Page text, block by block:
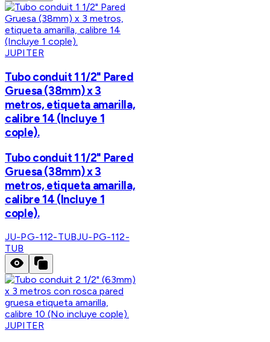
JUPITER
Tubo conduit 1 1/2" Pared
Gruesa (38mm) x 3
metros, etiqueta amarilla,
calibre 14 (Incluye 1
cople).
Tubo conduit 1 1/2" Pared
Gruesa (38mm) x 3
metros, etiqueta amarilla,
calibre 14 (Incluye 1
cople).
JU-PG-112-TUBJU-PG-112-
TUB
JUPITER